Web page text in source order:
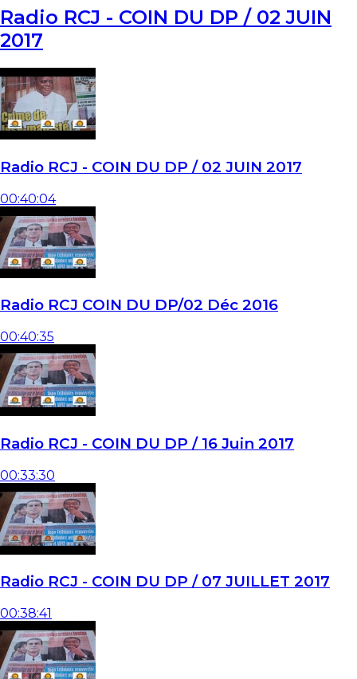
Radio RCJ - COIN DU DP / 02 JUIN
2017
Radio RCJ - COIN DU DP / 02 JUIN 2017
00:40:04
Radio RCJ COIN DU DP/02 Déc 2016
00:40:35
Radio RCJ - COIN DU DP / 16 Juin 2017
00:33:30
Radio RCJ - COIN DU DP / 07 JUILLET 2017
00:38:41